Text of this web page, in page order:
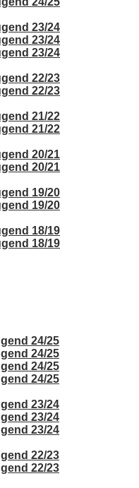
23/24
23/24
23/24
22/23
22/23
21/22
21/22
20/21
20/21
19/20
19/20
18/19
18/19
24/25
24/25
24/25
24/25
23/24
23/24
23/24
22/23
22/23